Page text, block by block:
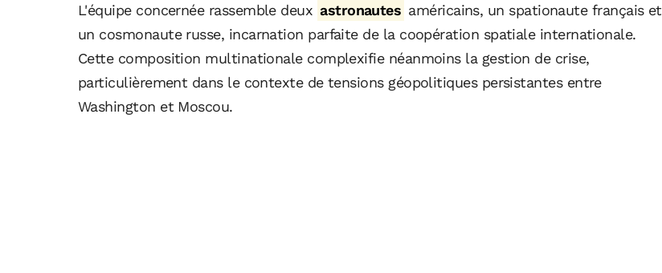
L'équipe concernée rassemble deux astronautes américains, un spationaute français et
un cosmonaute russe, incarnation parfaite de la coopération spatiale internationale.
Cette composition multinationale complexifie néanmoins la gestion de crise,
particulièrement dans le contexte de tensions géopolitiques persistantes entre
Washington et Moscou.